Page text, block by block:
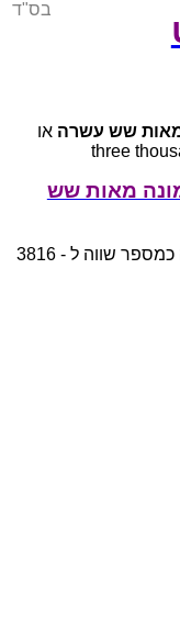
בס"ד
שש עשרה או
מאות שש
כמספר שווה ל - 3816